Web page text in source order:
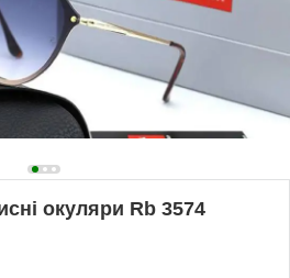
окуляри Rb 3574